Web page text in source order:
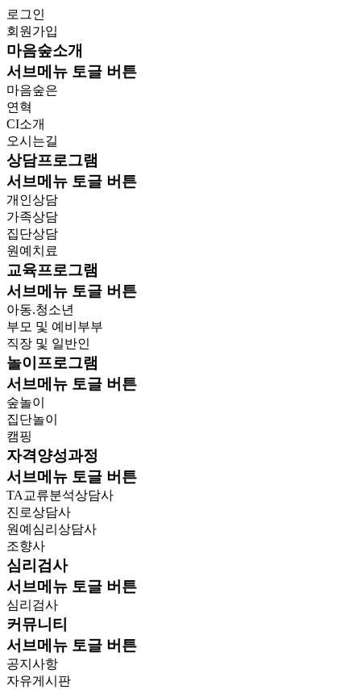
로그인
회원가입
마음숲소개
서브메뉴 토글 버튼
마음숲은
연혁
CI소개
오시는길
상담프로그램
서브메뉴 토글 버튼
개인상담
가족상담
집단상담
원예치료
교육프로그램
서브메뉴 토글 버튼
아동.청소년
부모 및 예비부부
직장 및 일반인
놀이프로그램
서브메뉴 토글 버튼
숲놀이
집단놀이
캠핑
자격양성과정
서브메뉴 토글 버튼
TA교류분석상담사
진로상담사
원예심리상담사
조향사
심리검사
서브메뉴 토글 버튼
심리검사
커뮤니티
서브메뉴 토글 버튼
공지사항
자유게시판